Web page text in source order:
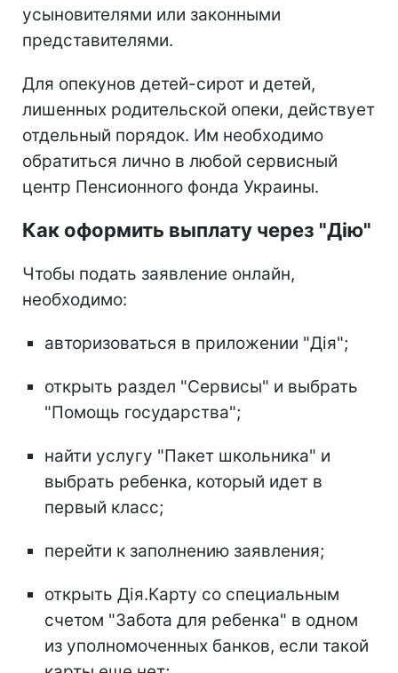
усыновителями или законными
представителями.
Для опекунов детей-сирот и детей,
лишенных родительской опеки, действует
отдельный порядок. Им необходимо
обратиться лично в любой сервисный
центр Пенсионного фонда Украины.
Как оформить выплату через "Дію"
Чтобы подать заявление онлайн,
необходимо:
авторизоваться в приложении "Дія";
открыть раздел "Сервисы" и выбрать
"Помощь государства";
найти услугу "Пакет школьника" и
выбрать ребенка, который идет в
первый класс;
перейти к заполнению заявления;
открыть Дія.Карту со специальным
счетом "Забота для ребенка" в одном
из уполномоченных банков, если такой